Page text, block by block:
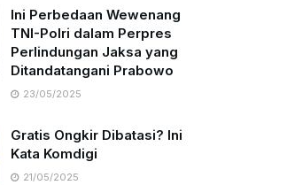
Ini Perbedaan Wewenang
TNI-Polri dalam Perpres
Perlindungan Jaksa yang
Ditandatangani Prabowo
23/05/2025
Gratis Ongkir Dibatasi? Ini
Kata Komdigi
21/05/2025